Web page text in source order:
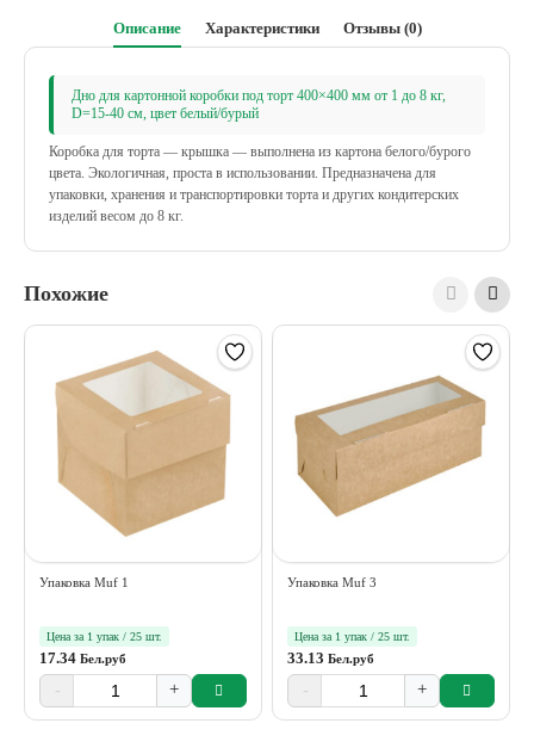
Описание Характеристики Отзывы (0)
Дно для картонной коробки под торт 400×400 мм от 1 до 8 кг,
D=15-40 см, цвет белый/бурый
Коробка для торта — крышка — выполнена из картона белого/бурого
цвета. Экологичная, проста в использовании. Предназначена для
упаковки, хранения и транспортировки торта и других кондитерских
изделий весом до 8 кг.
Похожие
Упаковка Muf 1
Цена за 1 упак / 25 шт.
17.34 Бел.руб
- +
Упаковка Muf 3
Цена за 1 упак / 25 шт.
33.13 Бел.руб
- +